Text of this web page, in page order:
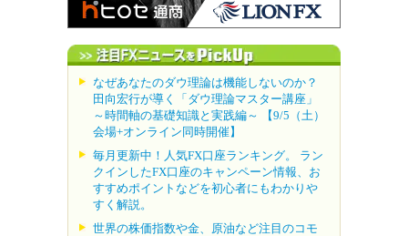
なぜあなたのダウ理論は機能しないのか？
田向宏行が導く「ダウ理論マスター講座」
～時間軸の基礎知識と実践編～ 【9/5（土）
会場+オンライン同時開催】
毎月更新中！人気FX口座ランキング。 ラン
クインしたFX口座のキャンペーン情報、お
すすめポイントなどを初心者にもわかりや
すく解説。
世界の株価指数や金、原油など注目のコモ